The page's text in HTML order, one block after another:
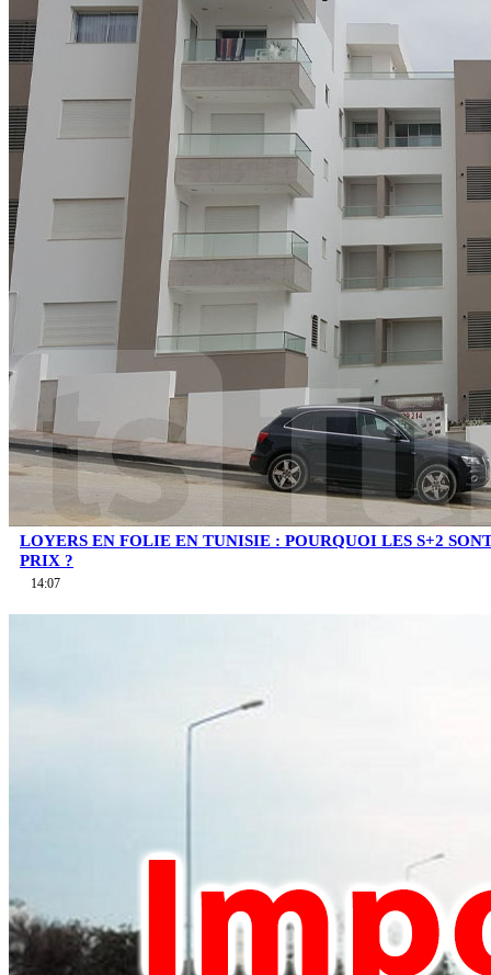
LOYERS EN FOLIE EN TUNISIE : POURQUOI LES S+2
PRIX ?
14:07